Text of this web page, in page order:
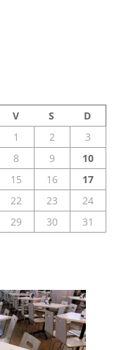
V S
D
1
2
3
8 9
10
15 16
17
22 23
24
29 30
31